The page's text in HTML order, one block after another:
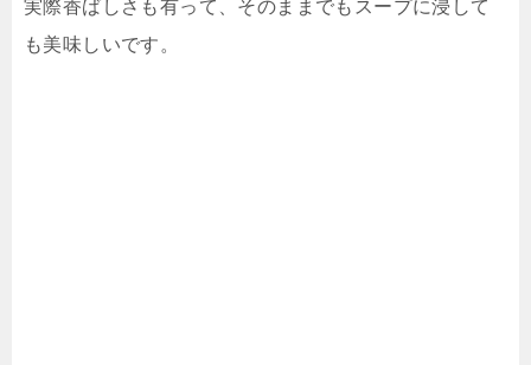
実際香ばしさも有って、そのままでもスープに浸して
も美味しいです。